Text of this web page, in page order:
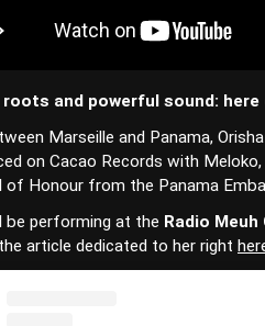
roots and powerful sound: here
Marseille and Panama,
on Cacao Records with Meloko,
of Honour from the Panama
be performing at the Radio
article dedicated to her right